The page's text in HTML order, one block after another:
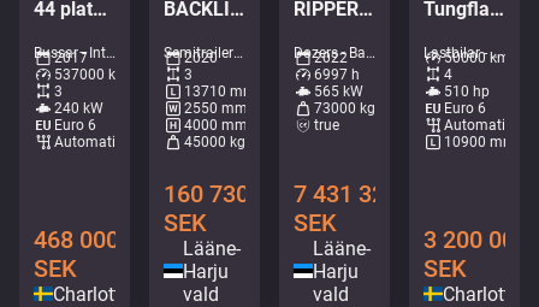
44 platser + 53 stående / AC
Bussar - Intercitybuss • M183-8892
2017
537000 km
3
240 kW
Euro 6
Automatisk
468 000
SEK
Charlottenberg
BACKLIFT / SAF AXELS
Semitrailers - Kapell • M404-2042
2020
3
13710 mm
2550 mm
4000 mm
45000 kg
160 730
SEK
Lääne-
Harju
vald
RIPPER / Service history available / Imported from Iceland
Dozers - Bandgrävare • M961-0619
2022
6997 h
565 kW
73000 kg
true
7 431 328
SEK
Lääne-
Harju
vald
Tungflakbärgare FALKOM Scorpion
Lastbilar - Bärgningsbil • M052-6430
50000 km
4
510 hp
Euro 6
Automatisk
10900 mm
3 200 000
SEK